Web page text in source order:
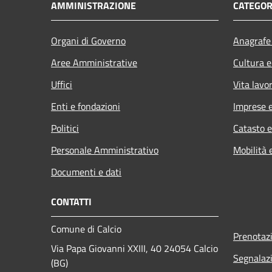
AMMINISTRAZIONE
Organi di Governo
Aree Amministrative
Uffici
Enti e fondazioni
Politici
Personale Amministrativo
Documenti e dati
Cultura
Vita
Imprese
Catasto
Mobilità
CONTATTI
Comune di Calcio
Via Papa Giovanni XXIII, 40 24054 Calcio
(BG)